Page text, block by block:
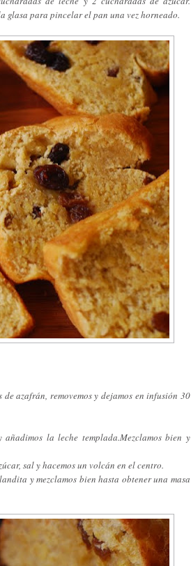
glasa para pincelar el pan una vez horneado.
azafrán, removemos y dejamos en infusión 30
la leche templada.Mezclamos bien y
sal y hacemos un volcán en el centro.
y mezclamos bien hasta obtener una masa